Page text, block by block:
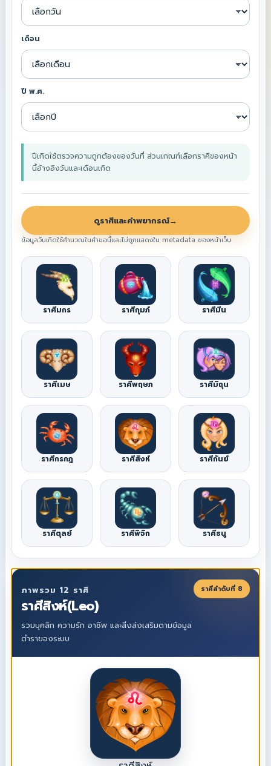
เดือน
ปี พ.ศ.
ปีเกิดใช้ตรวจความถูกต้องของวันที่ ส่วนเกณฑ์เลือกราศีของหน้า
นี้อ้างอิงวันและเดือนเกิด
ดูราศีและคำพยากรณ์→
ข้อมูลวันเกิดใช้คำนวณในคำขอนี้และไม่ถูกแสดงใน metadata ของหน้าเว็บ
ราศีมกร ราศีกุมภ์ ราศีมีน
ราศีเมษ ราศีพฤษภ ราศีมิถุน
ราศีกรกฎ ราศีสิงห์ ราศีกันย์
ราศีตุลย์ ราศีพิจิก ราศีธนู
ภาพรวม 12 ราศี
ราศีสิงห์(Leo)
รวมบุคลิก ความรัก อาชีพ และสิ่งส่งเสริมตามข้อมูล
ตำราของระบบ
ราศีลำดับที่ 8